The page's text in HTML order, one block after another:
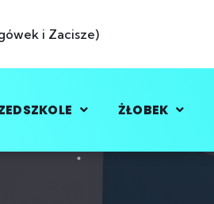
i Zacisze)
ŻŁOBEK